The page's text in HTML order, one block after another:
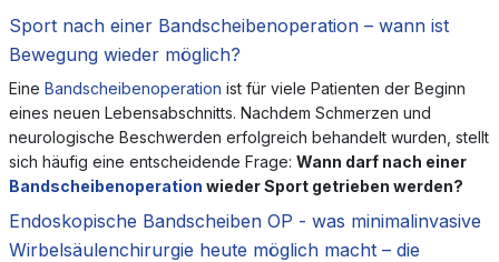
Sport nach einer Bandscheibenoperation – wann ist
Bewegung wieder möglich?
Eine Bandscheibenoperation ist für viele Patienten der Beginn
eines neuen Lebensabschnitts. Nachdem Schmerzen und
neurologische Beschwerden erfolgreich behandelt wurden, stellt
sich häufig eine entscheidende Frage: Wann darf nach einer
Bandscheibenoperation wieder Sport getrieben werden?
Endoskopische Bandscheiben OP - was minimalinvasive
Wirbelsäulenchirurgie heute möglich macht – die